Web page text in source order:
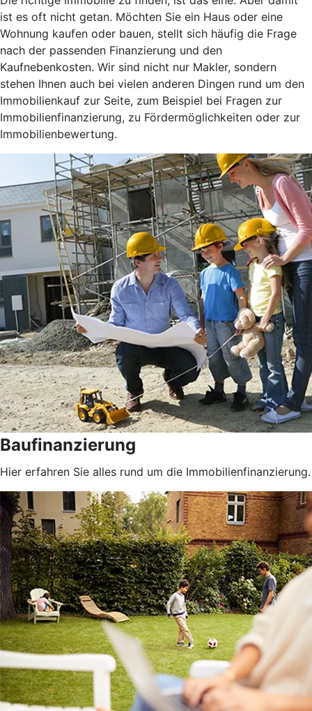
ist es oft nicht getan. Möchten Sie ein Haus oder eine
Wohnung kaufen oder bauen, stellt sich häufig die Frage
nach der passenden Finanzierung und den
Kaufnebenkosten. Wir sind nicht nur Makler, sondern
stehen Ihnen auch bei vielen anderen Dingen rund um den
Immobilienkauf zur Seite, zum Beispiel bei Fragen zur
Immobilienfinanzierung, zu Fördermöglichkeiten oder zur
Immobilienbewertung.
Baufinanzierung
Hier erfahren Sie alles rund um die Immobilienfinanzierung.